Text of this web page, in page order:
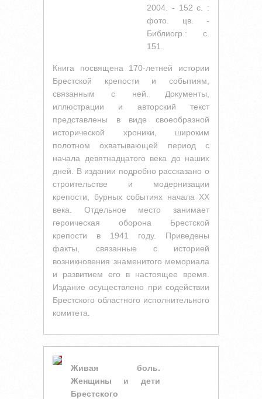
2004. - 152 с. :
фото. цв. -
Библиогр.: с.
151.
Книга посвящена 170-летней истории
Брестской крепости и событиям,
связанным с ней. Документы,
иллюстрации и авторский текст
представлены в виде своеобразной
исторической хроники, широким
полотном охватывающей период с
начала девятнадцатого века до наших
дней. В издании подробно рассказано о
строительстве и модернизации
крепости, бурных событиях начала XX
века. Отдельное место занимает
героическая оборона Брестской
крепости в 1941 году. Приведены
факты, связанные с историей
возникновения знаменитого мемориала
и развитием его в настоящее время.
Издание осуществлено при содействии
Брестского областного исполнительного
комитета.
Живая боль.
Женщины и дети
Брестского